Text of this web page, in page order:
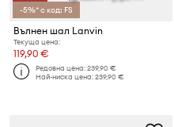
-5%* с код: FS
Вълнен шал Lanvin
Текуща цена:
119,90 €
Редовна цена:239,90 €
Най-ниска цена:239,90 €